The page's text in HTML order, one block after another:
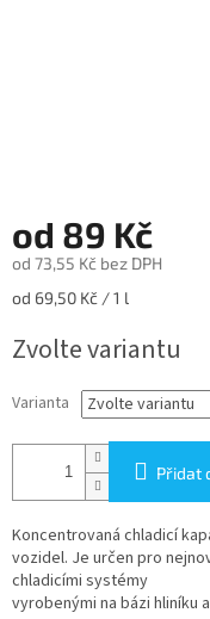
od 89 Kč
od 73,55 Kč bez DPH
Měrná
od 69,50 Kč / 1 l
Zvolte variantu
Varianta
Přidat
Koncentrovaná chladicí
vozidel. Je určen pro
chladicími systémy
vyrobenými na bázi hliníku